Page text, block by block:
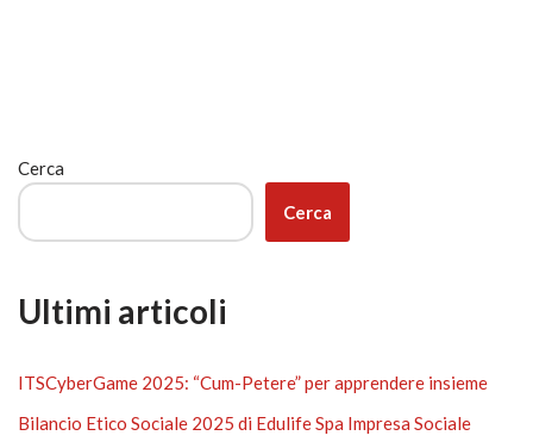
Cerca
Cerca
Ultimi articoli
ITSCyberGame 2025: “Cum-Petere” per apprendere insieme
Bilancio Etico Sociale 2025 di Edulife Spa Impresa Sociale